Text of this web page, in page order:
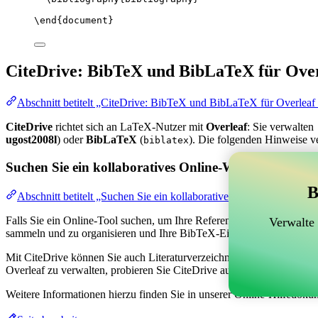
\end { document }
CiteDrive: BibTeX und BibLaTeX für
Abschnitt betitelt „CiteDrive: BibTeX und BibLaTeX für Overleaf
CiteDrive richtet sich an LaTeX-Nutzer mit Overleaf: Sie verwalten
ugost2008l) oderBibLaTeX (biblatex). Die folgenden Hinweise
Suchen Sie ein kollaboratives Online-Werkzeug zur
Abschnitt betitelt „Suchen Sie ein kollaboratives Online-
Falls Sie ein Online-Tool suchen, um Ihre Referenzen, Zitate und
sammeln und zu organisieren und Ihre BibTeX-Einträge in Ihrem
Mit CiteDrive können Sie auch Literaturverzeichnisse und Zitate in
Overleaf zu verwalten, probieren Sie CiteDrive aus!
Weitere Informationen hierzu finden Sie in unserer Online-
Verwalte